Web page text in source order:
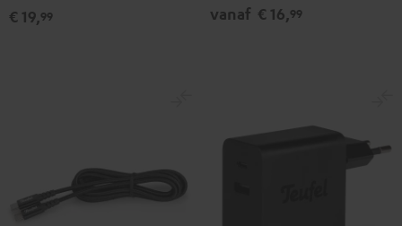
€ 19,99
ZwartWit
vanaf € 16,99